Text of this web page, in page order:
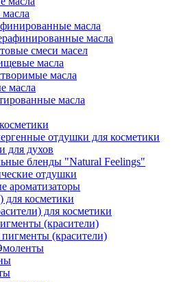
масла
масла
смеси масел
масла
масла
масла
масла
отдушки для косметики
для духов
бленды "Natural Feelings"
отдушки
ароматизаторы
косметики
для косметики
(красители)
(красители)